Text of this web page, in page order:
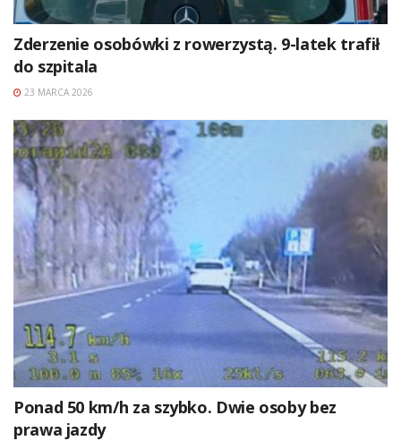
Zderzenie osobówki z rowerzystą. 9-latek trafił
do szpitala
23 MARCA 2026
Ponad 50 km/h za szybko. Dwie osoby bez
prawa jazdy